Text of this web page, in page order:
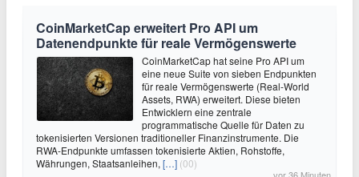
CoinMarketCap erweitert Pro API um
Datenendpunkte für reale Vermögenswerte
CoinMarketCap hat seine Pro API um
eine neue Suite von sieben Endpunkten
für reale Vermögenswerte (Real-World
Assets, RWA) erweitert. Diese bieten
Entwicklern eine zentrale
programmatische Quelle für Daten zu
tokenisierten Versionen traditioneller Finanzinstrumente. Die
RWA-Endpunkte umfassen tokenisierte Aktien, Rohstoffe,
Währungen, Staatsanleihen, […] (00)